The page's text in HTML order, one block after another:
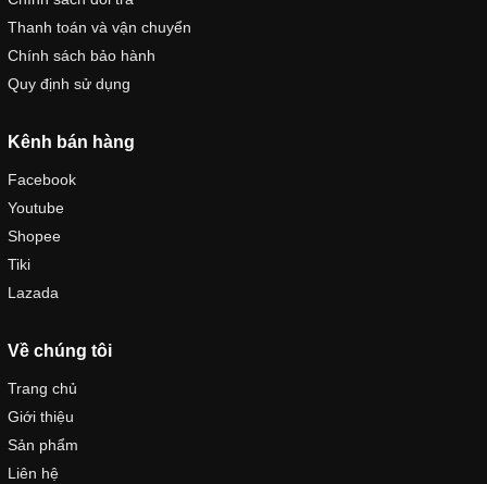
Thanh toán và vận chuyển
Chính sách bảo hành
Quy định sử dụng
Kênh bán hàng
Facebook
Youtube
Shopee
Tiki
Lazada
Về chúng tôi
Trang chủ
Giới thiệu
Sản phẩm
Liên hệ